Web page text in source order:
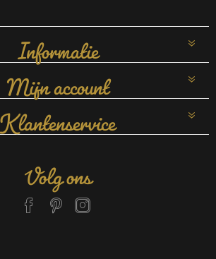
Informatie
Mijn account
Klantenservice
Volg ons